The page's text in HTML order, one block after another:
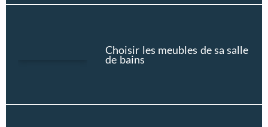
Choisir les meubles de sa salle
de bains